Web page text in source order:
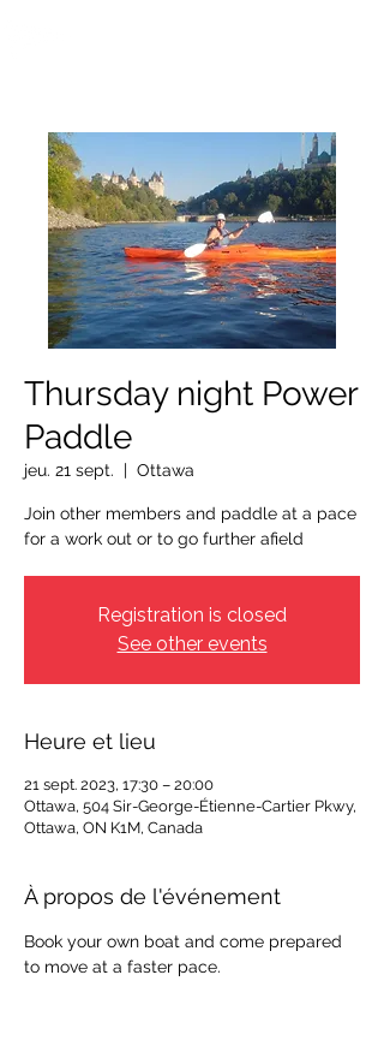
Thursday night Power
Paddle
jeu. 21 sept.
  |
Ottawa
Join other members and paddle at a pace
for a work out or to go further afield
Registration is closed
See other events
Heure et lieu
21 sept. 2023, 17:30 – 20:00
Ottawa, 504 Sir-George-Étienne-Cartier Pkwy,
Ottawa, ON K1M, Canada
À propos de l'événement
Book your own boat and come prepared
to move at a faster pace.